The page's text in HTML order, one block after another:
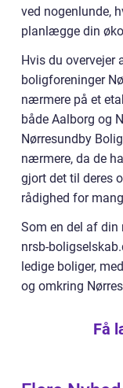
ved nogenlunde,
planlægge din
Hvis du overvejer
boligforeninger
nærmere på et
både Aalborg og
Nørresundby
nærmere, da de
gjort det til deres
rådighed for
Som en del af din
nrsb-
ledige boliger,
og omkring
Få